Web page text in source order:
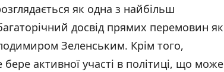
як одна з найбільш
досвід прямих перемовин як
Зеленським. Крім того,
активної участі в політиці, що може